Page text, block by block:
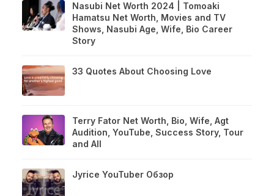
Nasubi Net Worth 2024 | Tomoaki
Hamatsu Net Worth, Movies and TV
Shows, Nasubi Age, Wife, Bio Career
Story
33 Quotes About Choosing Love
Terry Fator Net Worth, Bio, Wife, Agt
Audition, YouTube, Success Story, Tour
and All
Jyrice YouTuber Обзор